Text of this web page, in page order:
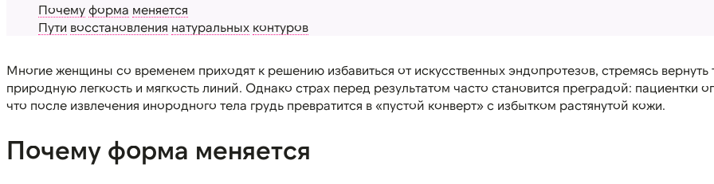
Почему форма меняется
Пути восстановления натуральных контуров
Многие женщины со временем приходят к решению избавиться от искусственных эндопротезов, стремясь вернуть
природную легкость и мягкость линий. Однако страх перед результатом часто становится преградой: пациентки
что после извлечения инородного тела грудь превратится в «пустой конверт» с избытком растянутой кожи.
Почему форма меняется